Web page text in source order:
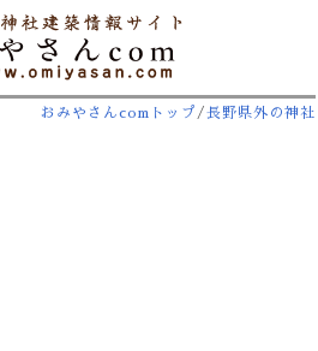
おみやさんcomトップ /長野県外の神社